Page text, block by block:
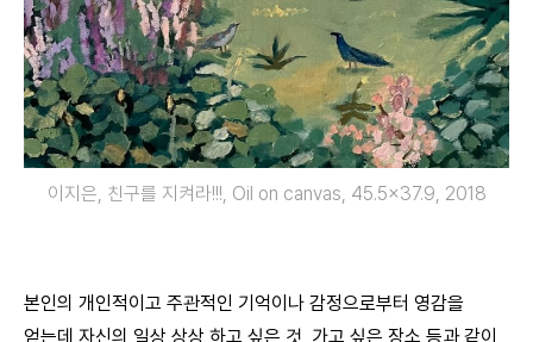
이지은, 친구를 지켜라!!!, Oil on canvas, 45.5×37.9, 2018
본인의 개인적이고 주관적인 기억이나 감정으로부터 영감을
얻는데 자신의 일상 상상 하고 싶은 것, 가고 싶은 장소 등과 같이